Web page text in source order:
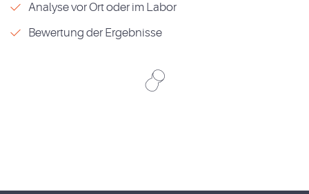
Analyse vor Ort oder im Labor
Bewertung der Ergebnisse